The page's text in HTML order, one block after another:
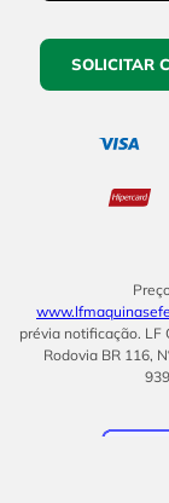
SOLICITAR
prévia notificação. LF
Rodovia BR 116,